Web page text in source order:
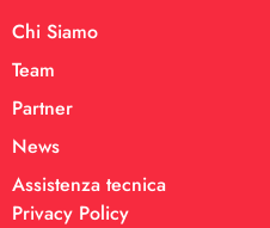
Chi Siamo
Team
Partner
News
Assistenza tecnica
Privacy Policy